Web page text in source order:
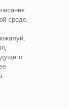
среде,